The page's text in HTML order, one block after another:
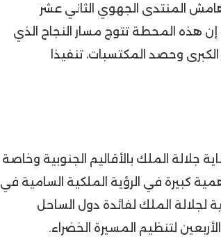
المنتدى الجهوي الثاني عشر
هذه المحطة تتوج مسار النجاح الذي
وحصد المكتسبات، تنفيذا
جلالة الملك بالأقاليم الجنوبية وخاصة
كبيرة في الرؤية الملكية السامية في
لجلالة الملك لفائدة دول الساحل
لتنظيم المسيرة الخضراء.